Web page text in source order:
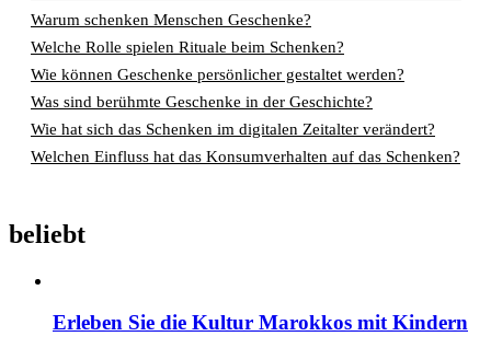
Warum schenken Menschen Geschenke?
Welche Rolle spielen Rituale beim Schenken?
Wie können Geschenke persönlicher gestaltet werden?
Was sind berühmte Geschenke in der Geschichte?
Wie hat sich das Schenken im digitalen Zeitalter verändert?
Welchen Einfluss hat das Konsumverhalten auf das Schenken?
beliebt
Erleben Sie die Kultur Marokkos mit Kindern